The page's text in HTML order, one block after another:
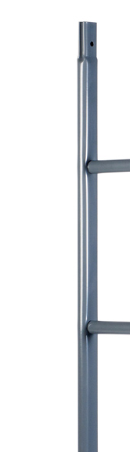
PYYDÄ TARJOUS